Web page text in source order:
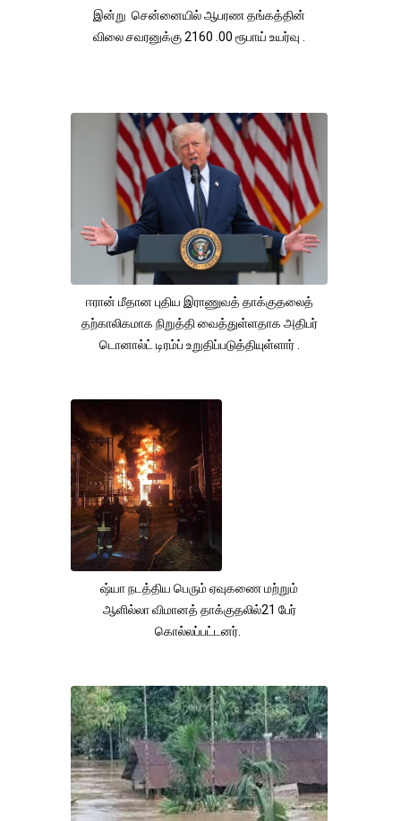
இன்று சென்னையில் ஆபரண தங்கத்தின்
விலை சவரனுக்கு 2160 .00 ரூபாய் உயர்வு .
ஈரான் மீதான புதிய இராணுவத் தாக்குதலைத்
தற்காலிகமாக நிறுத்தி வைத்துள்ளதாக அதிபர்
டொனால்ட் டிரம்ப் உறுதிப்படுத்தியுள்ளார் .
ஷ்யா நடத்திய பெரும் ஏவுகணை மற்றும்
ஆளில்லா விமானத் தாக்குதலில்21 பேர்
கொல்லப்பட்டனர்.